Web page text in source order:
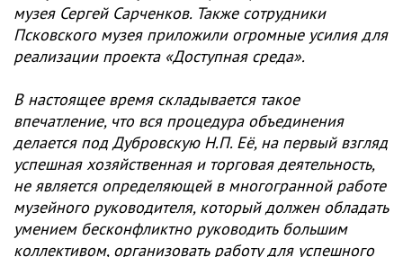
музея Сергей Сарченков. Также сотрудники
Псковского музея приложили огромные усилия для
реализации проекта «Доступная среда».
В настоящее время складывается такое
впечатление, что вся процедура объединения
делается под Дубровскую Н.П. Её, на первый взгляд
успешная хозяйственная и торговая деятельность,
не является определяющей в многогранной работе
музейного руководителя, который должен обладать
умением бесконфликтно руководить большим
коллективом, организовать работу для успешного